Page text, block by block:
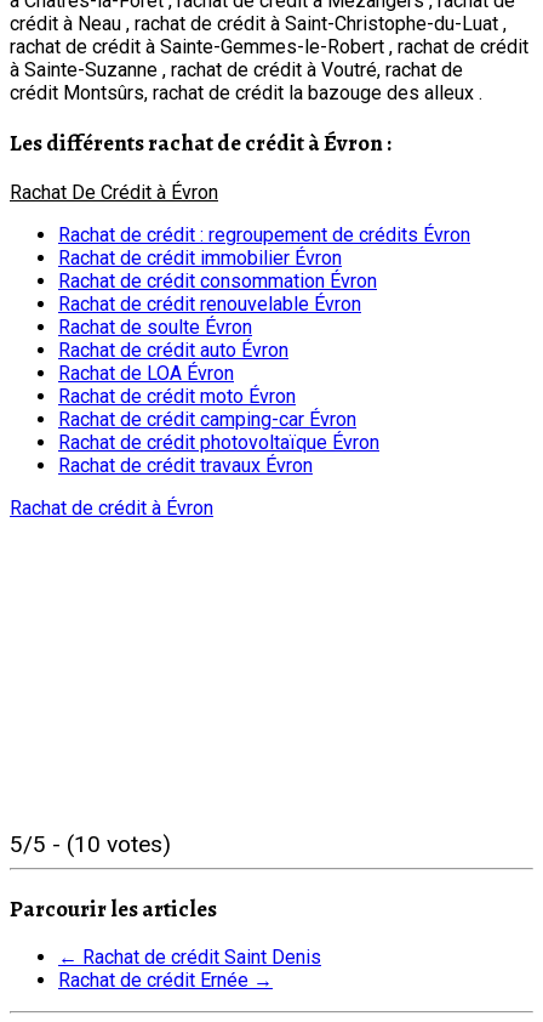
crédit à Neau , rachat de crédit à Saint-Christophe-du-Luat ,
rachat de crédit à Sainte-Gemmes-le-Robert , rachat de crédit
à Sainte-Suzanne , rachat de crédit à Voutré, rachat de
crédit Montsûrs, rachat de crédit la bazouge des alleux .
Les différents rachat de crédit à Évron :
Rachat De Crédit à Évron
Rachat de crédit : regroupement de crédits Évron
Rachat de crédit immobilier Évron
Rachat de crédit consommation Évron
Rachat de crédit renouvelable Évron
Rachat de soulte Évron
Rachat de crédit auto Évron
Rachat de LOA Évron
Rachat de crédit moto Évron
Rachat de crédit camping-car Évron
Rachat de crédit photovoltaïque Évron
Rachat de crédit travaux Évron
Rachat de crédit à Évron
5/5 - (10 votes)
Parcourir les articles
← Rachat de crédit Saint Denis
Rachat de crédit Ernée →